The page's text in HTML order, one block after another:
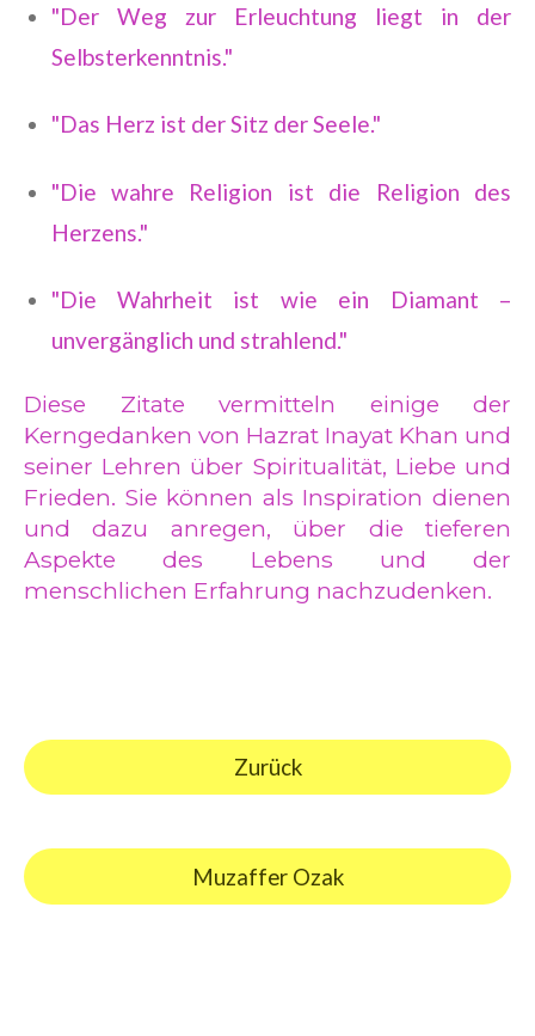
"Der Weg zur Erleuchtung liegt in der
Selbsterkenntnis."
"Das Herz ist der Sitz der Seele."
"Die wahre Religion ist die Religion des
Herzens."
"Die Wahrheit ist wie ein Diamant –
unvergänglich und strahlend."
Diese Zitate vermitteln einige der
Kerngedanken von Hazrat Inayat Khan und
seiner Lehren über Spiritualität, Liebe und
Frieden. Sie können als Inspiration dienen
und dazu anregen, über die tieferen
Aspekte des Lebens und der
menschlichen Erfahrung nachzudenken.
Zurück
Muzaffer Ozak